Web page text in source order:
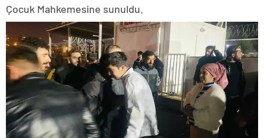
Çocuk Mahkemesine sunuldu.